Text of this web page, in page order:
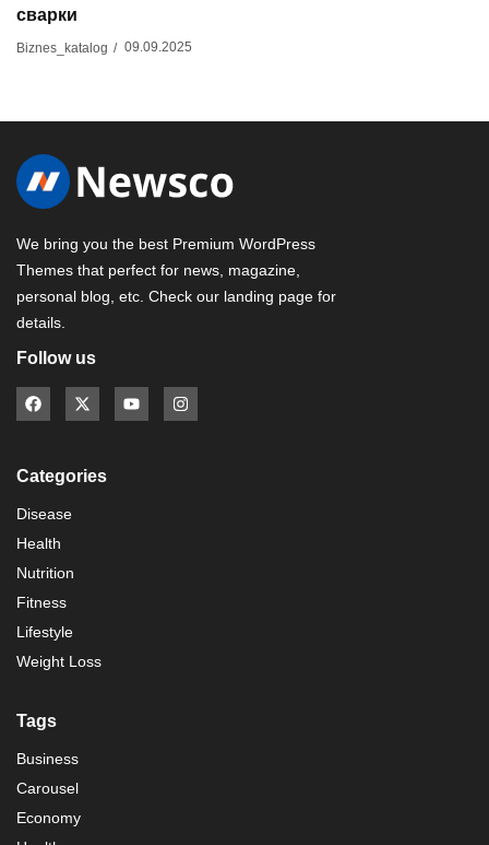
сварки
Biznes_katalog / 09.09.2025
We bring you the best Premium WordPress
Themes that perfect for news, magazine,
personal blog, etc. Check our landing page for
details.
Follow us
Categories
Disease
Health
Nutrition
Fitness
Lifestyle
Weight Loss
Tags
Business
Carousel
Economy